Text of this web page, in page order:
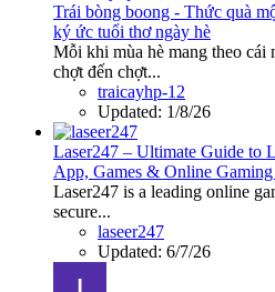
Trái bòng boong - Thức quà
ký ức tuổi thơ ngày hè
Mỗi khi mùa hè mang theo cái
chợt đến chợt...
traicayhp-12
Updated: 1/8/26
Laser247 – Ultimate Guide to
App, Games & Online
Laser247 is a leading online
secure...
laseer247
Updated: 6/7/26